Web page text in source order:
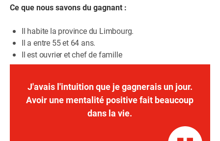
Ce que nous savons du gagnant :
Il habite la province du Limbourg.
Il a entre 55 et 64 ans.
Il est ouvrier et chef de famille
J'avais l'intuition que je gagnerais un jour.
Avoir une mentalité positive fait beaucoup
dans la vie.